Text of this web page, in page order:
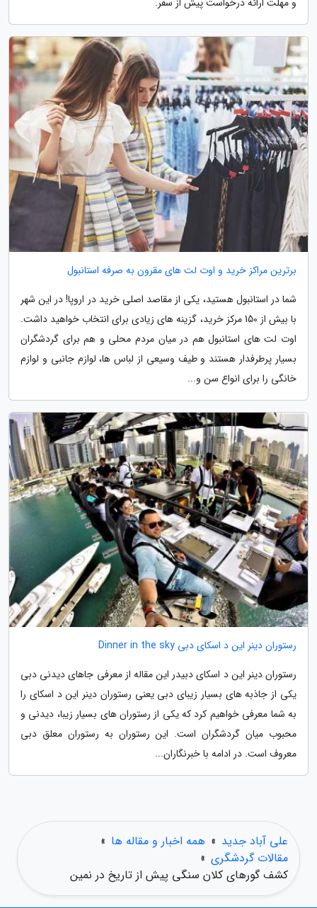
برترین مراکز خرید و اوت لت های مقرون به صرفه استانبول
شما در استانبول هستید، یکی از مقاصد اصلی خرید در اروپا! در این شهر
با بیش از 150 مرکز خرید، گزینه های زیادی برای انتخاب خواهید داشت.
اوت لت های استانبول هم در میان مردم محلی و هم برای گردشگران
بسیار پرطرفدار هستند و طیف وسیعی از لباس ها، لوازم جانبی و لوازم
خانگی را برای انواع سن و...
رستوران دینر این د اسکای دبی Dinner in the sky
رستوران دینر این د اسکای دبیدر این مقاله از معرفی جاهای دیدنی دبی
یکی از جاذبه های بسیار زیبای دبی یعنی رستوران دینر این د اسکای را
به شما معرفی خواهیم کرد که یکی از رستوران های بسیار زیبا، دیدنی و
محبوب میان گردشگران است. این رستوران به رستوران معلق دبی
معروف است. در ادامه با خبرنگاران...
علی آباد جدید » همه اخبار و مقاله ها »
مقالات گردشگری »
کشف گورهای کلان سنگی پیش از تاریخ در نمین